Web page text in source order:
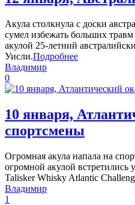
Акула столкнула с доски
сумел избежать больших
акулой 25-летний
Уисли.Подробнее
Владимир
0
10 января,
спортсмены
Огромная акула напала на
огромной акулой встретились
Talisker Whisky Atlantic
Владимир
1